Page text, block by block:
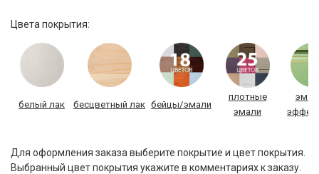
Цвета покрытия:
белый лак бесцветный лак бейцы/эмали
плотные
эмали
Для оформления заказа выберите покрытие и цвет покрытия.
Выбранный цвет покрытия укажите в комментариях к заказу.